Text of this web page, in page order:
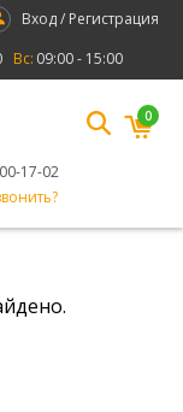
Вход / Регистрация
Вс: 09:00 - 15:00
17-02
0